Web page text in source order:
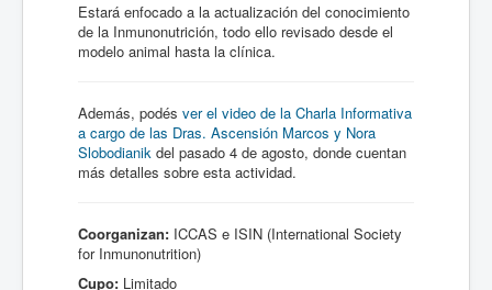
Estará enfocado a la actualización del conocimiento
de la Inmunonutrición, todo ello revisado desde el
modelo animal hasta la clínica.
Además, podés ver el video de la Charla Informativa
a cargo de las Dras. Ascensión Marcos y Nora
Slobodianik del pasado 4 de agosto, donde cuentan
más detalles sobre esta actividad.
Coorganizan: ICCAS e ISIN (International Society
for Inmunonutrition)
Cupo: Limitado